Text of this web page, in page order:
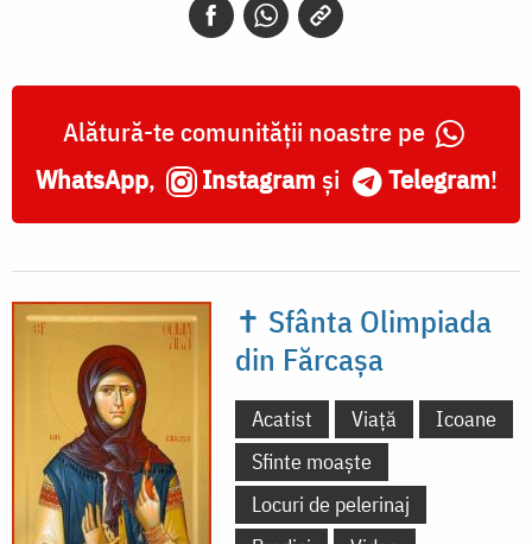
Alătură-te comunității noastre pe
WhatsApp, Instagram și Telegram!
✝ Sfânta Olimpiada
din Fărcașa
Acatist Viață
Icoane
Sfinte moaște
Locuri de pelerinaj